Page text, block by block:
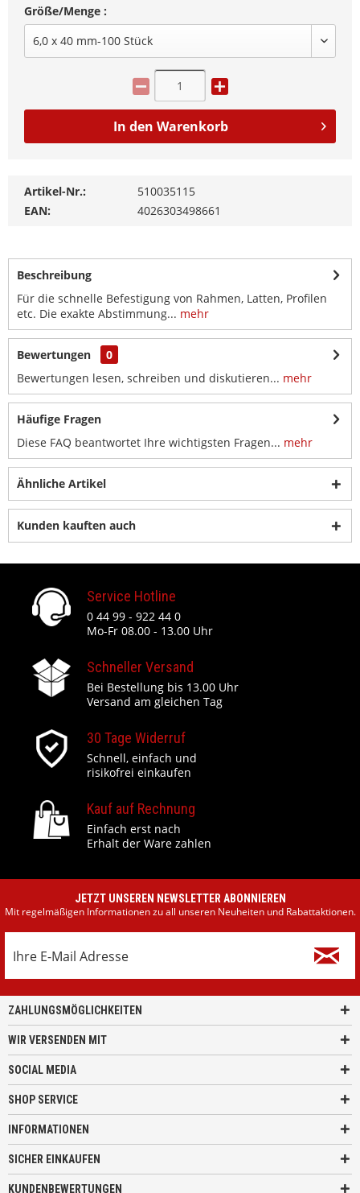
Größe/Menge :
In den Warenkorb
Artikel-Nr.:
510035115
EAN:
4026303498661
Beschreibung
Für die schnelle Befestigung von Rahmen, Latten, Profilen
etc. Die exakte Abstimmung... mehr
Bewertungen
0
Bewertungen lesen, schreiben und diskutieren... mehr
Häufige Fragen
Diese FAQ beantwortet Ihre wichtigsten Fragen... mehr
Ähnliche Artikel
Kunden kauften auch
Service Hotline
0 44 99 - 922 44 0
Mo-Fr 08.00 - 13.00 Uhr
Schneller Versand
Bei Bestellung bis 13.00 Uhr
Versand am gleichen Tag
30 Tage Widerruf
Schnell, einfach und
risikofrei einkaufen
Kauf auf Rechnung
Einfach erst nach
Erhalt der Ware zahlen
JETZT UNSEREN NEWSLETTER ABONNIEREN
Mit regelmäßigen Informationen zu all unseren Neuheiten und Rabattaktionen.
ZAHLUNGSMÖGLICHKEITEN
WIR VERSENDEN MIT
SOCIAL MEDIA
SHOP SERVICE
INFORMATIONEN
SICHER EINKAUFEN
KUNDENBEWERTUNGEN